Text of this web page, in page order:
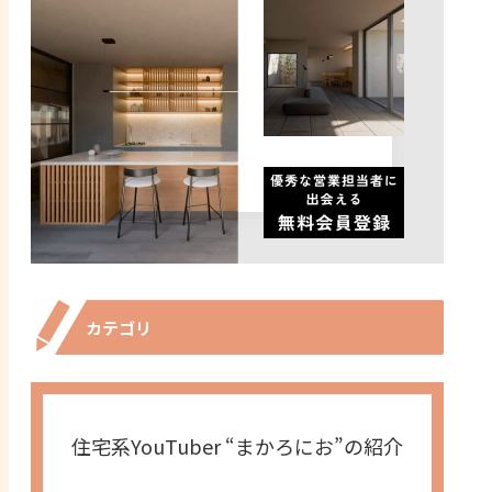
カテゴリ
住宅系YouTuber “まかろにお”の紹介